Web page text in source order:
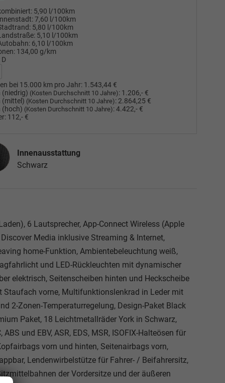
5,90 l/100km
7,60 l/100km
5,80 l/100km
5,10 l/100km
6,10 l/100km
134,00 g/km
D
bei 15.000 km pro Jahr: 1.543,44 €
(niedrig) (Kosten Durchschnitt 10 Jahre): 1.206,- €
(mittel) (Kosten Durchschnitt 10 Jahre): 2.864,25 €
(hoch) (Kosten Durchschnitt 10 Jahre):4.422,- €
112,- €
Innenausstattung
Schwarz
6 Lautsprecher, App-Connect Wireless (Apple
Media inklusive Streaming & Internet,
home-Funktion, Ambientebeleuchtung weiß,
und LED-Rückleuchten mit dynamischer
elektrisch, Seitenscheiben hinten und Heckscheibe
vorne, Multifunktionslenkrad in Leder mit
2-Zonen-Temperaturregelung, Design-Paket Black
Paket, 18 Leichtmetallräder York in Schwarz,
und EBV, ASR, EDS, MSR, ISOFIX-Halteösen für
vorn und hinten, Seitenairbags vorn,
Lendenwirbelstütze für Fahrer- / Beifahrersitz,
der Vordersitze und der äußeren